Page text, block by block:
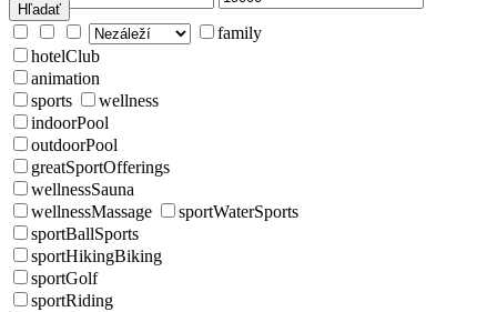
Hľadať
family
hotelClub
animation
sports
wellness
indoorPool
outdoorPool
greatSportOfferings
wellnessSauna
wellnessMassage
sportWaterSports
sportBallSports
sportHikingBiking
sportGolf
sportRiding